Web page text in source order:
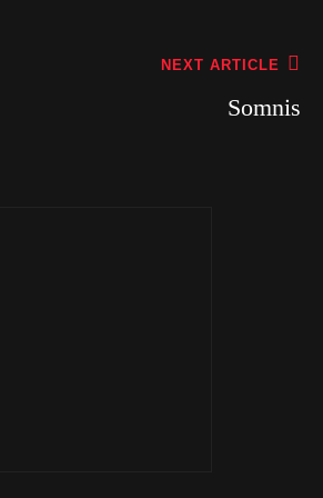
NEXT ARTICLE
Somnis